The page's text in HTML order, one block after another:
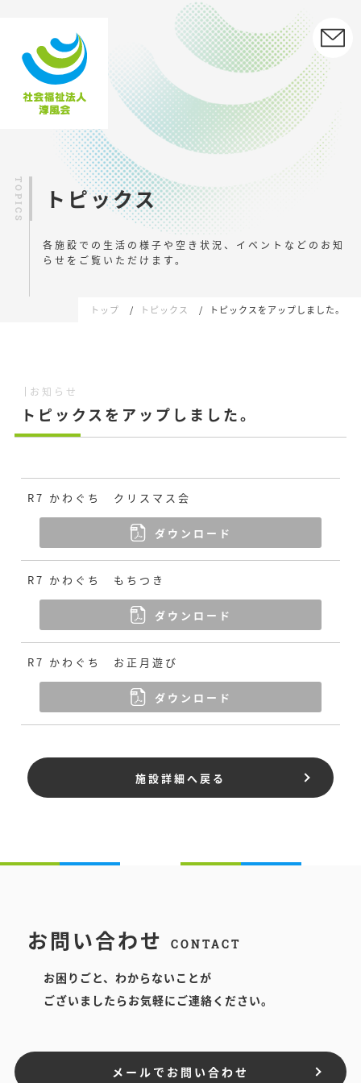
トピックス
各施設での生活の様子や空き状況、イベントなどの お知
らせをご覧いただけます。
トップ トピックス トピックスをアップしました。
お知らせ
トピックスをアップしました。
R7 かわぐち クリスマス会
ダウンロード
R7 かわぐち もちつき
ダウンロード
R7 かわぐち お正月遊び
ダウンロード
施設詳細へ戻る
お問い合わせ CONTACT
お困りごと、わからないことが
ございましたらお気軽にご連絡ください。
メールでお問い合わせ